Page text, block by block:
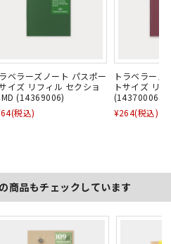
ベラーズノート パスポー
イズ リフィル セクショ
MD (14369006)
(税込)
トラベラーズ
トサイズ リ
(14370006)
¥264(税込)
商品もチェックしています